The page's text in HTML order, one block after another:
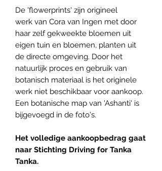
De 'flowerprints' zijn origineel
werk van Cora van Ingen met door
haar zelf gekweekte bloemen uit
eigen tuin en bloemen, planten uit
de directe omgeving. Door het
natuurlijk proces en gebruik van
botanisch materiaal is het originele
werk niet beschikbaar voor aankoop.
Een botanische map van 'Ashanti' is
bijgevoegd in de foto's.
Het volledige aankoopbedrag gaat
naar Stichting Driving for Tanka
Tanka.